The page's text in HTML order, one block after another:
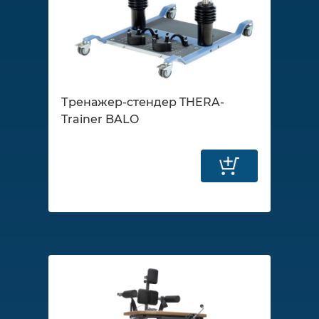
Тренажер-стендер THERA-
Trainer BALO